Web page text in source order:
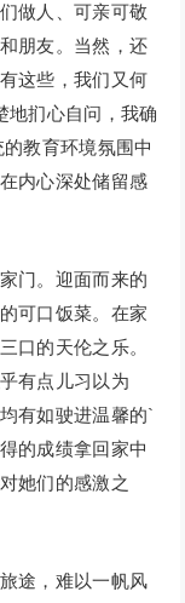
做人、可亲可敬
朋友。当然，还
这些，我们又何
地扪心自问，我确
教育环境氛围中
内心深处储留感
门。迎面而来的
可口饭菜。在家
口的天伦之乐。
有点儿习以为
有如驶进温馨的`
的成绩拿回家中
她们的感激之
途，难以一帆风